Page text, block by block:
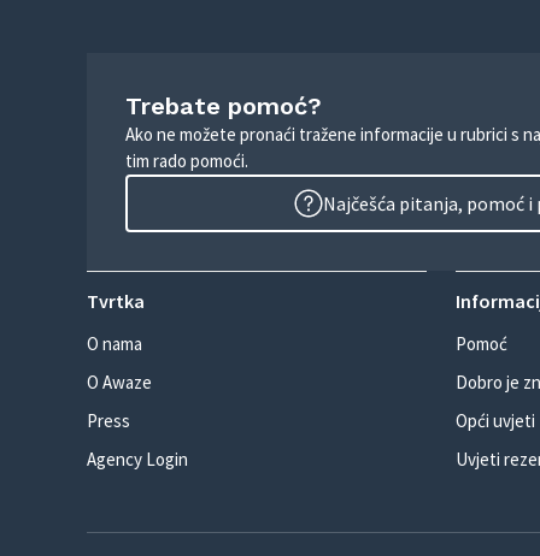
Trebate pomoć?
Ako ne možete pronaći tražene informacije u rubrici s
tim rado pomoći.
Najčešća pitanja, pomoć i
Tvrtka
O nama
O Awaze
Press
Agency Login
Pomoć
Dobro je
Opći uvjeti
Uvjeti